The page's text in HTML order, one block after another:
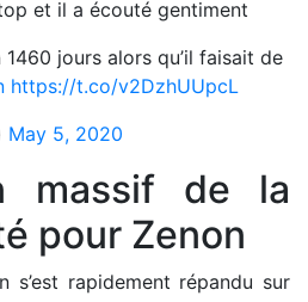
et il a écouté gentiment
jours alors qu’il faisait de
https://t.co/v2DzhUUpcL
May 5, 2020
massif de la
pour Zenon
s’est rapidement répandu sur